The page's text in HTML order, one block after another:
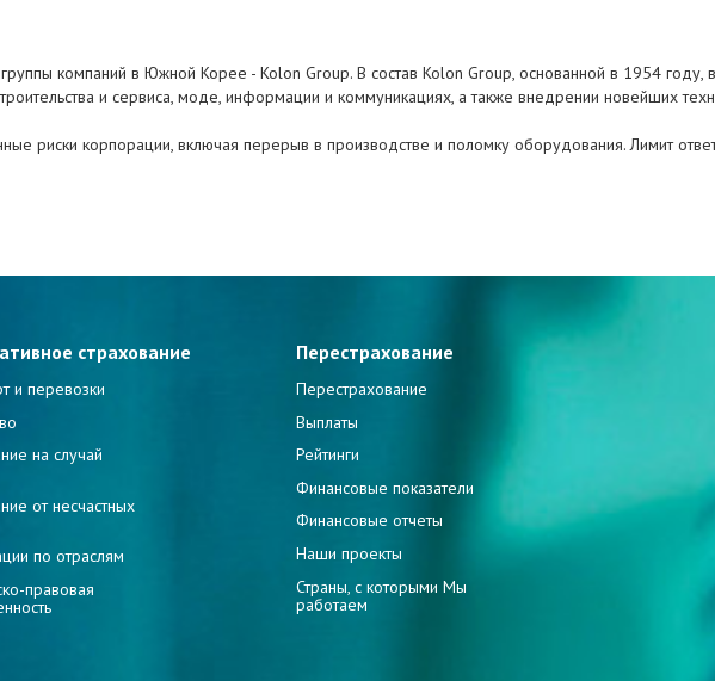
компаний в Южной Корее - Kolon Group. В состав Kolon Group, основанной в 1954
и сервиса, моде, информации и коммуникациях, а также внедрении новейших
риски корпорации, включая перерыв в производстве и поломку оборудования. Лимит
страхование
и перевозки
на случай
от несчастных
по отраслям
правовая
Перестрахование
Перестрахование
Выплаты
Рейтинги
Финансовые показатели
Финансовые отчеты
Наши проекты
Страны, с которыми Мы
работаем